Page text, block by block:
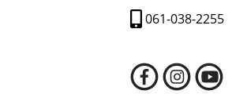
061-038-2255